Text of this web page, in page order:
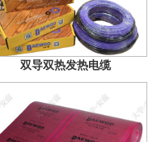
双导双热发热电缆